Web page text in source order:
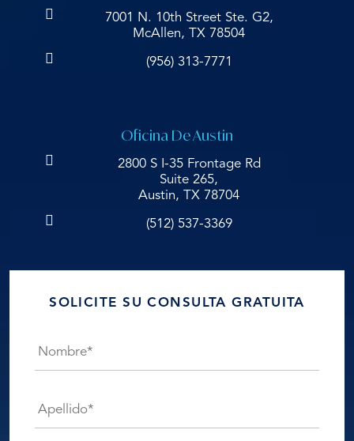
7001 N. 10th Street Ste. G2,
McAllen, TX 78504
(956) 313-7771
Oficina De Austin
2800 S I-35 Frontage Rd
Suite 265,
Austin, TX 78704
(512) 537-3369
SOLICITE SU CONSULTA GRATUITA